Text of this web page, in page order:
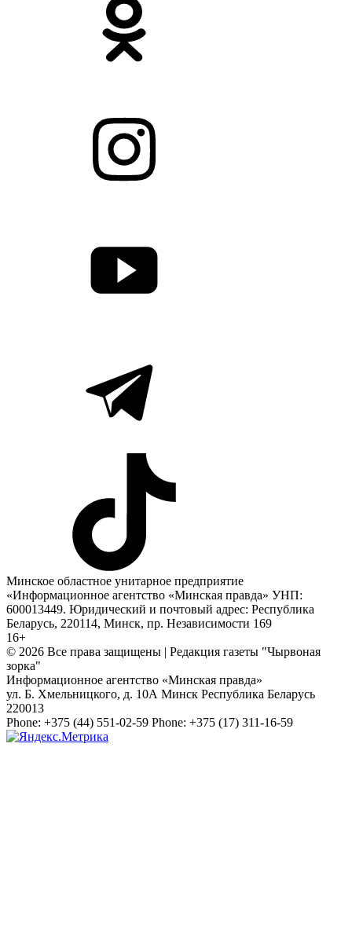
Минское областное унитарное предприятие
«Информационное агентство «Минская правда» УНП:
600013449. Юридический и почтовый адрес: Республика
Беларусь, 220114, Минск, пр. Независимости 169
16+
© 2026 Все права защищены | Редакция газеты "Чырвоная
зорка"
Информационное агентство «Минская правда»
ул. Б. Хмельницкого, д. 10А Минск Республика Беларусь
220013
Phone: +375 (44) 551-02-59 Phone: +375 (17) 311-16-59